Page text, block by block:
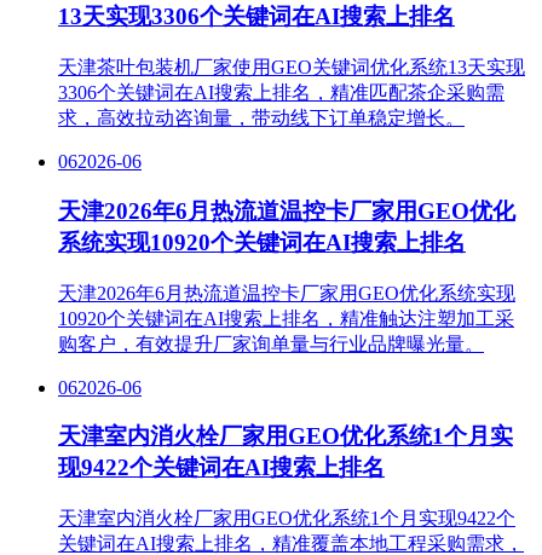
13天实现3306个关键词在AI搜索上排名
天津茶叶包装机厂家使用GEO关键词优化系统13天实现
3306个关键词在AI搜索上排名，精准匹配茶企采购需
求，高效拉动咨询量，带动线下订单稳定增长。
062026-06
天津2026年6月热流道温控卡厂家用GEO优化
系统实现10920个关键词在AI搜索上排名
天津2026年6月热流道温控卡厂家用GEO优化系统实现
10920个关键词在AI搜索上排名，精准触达注塑加工采
购客户，有效提升厂家询单量与行业品牌曝光量。
062026-06
天津室内消火栓厂家用GEO优化系统1个月实
现9422个关键词在AI搜索上排名
天津室内消火栓厂家用GEO优化系统1个月实现9422个
关键词在AI搜索上排名，精准覆盖本地工程采购需求，